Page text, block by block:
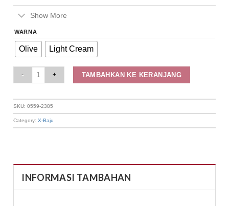
Show More
WARNA
Olive Light Cream
TAMBAHKAN KE KERANJANG
SKU:0559-2385
Category:X-Baju
INFORMASI TAMBAHAN